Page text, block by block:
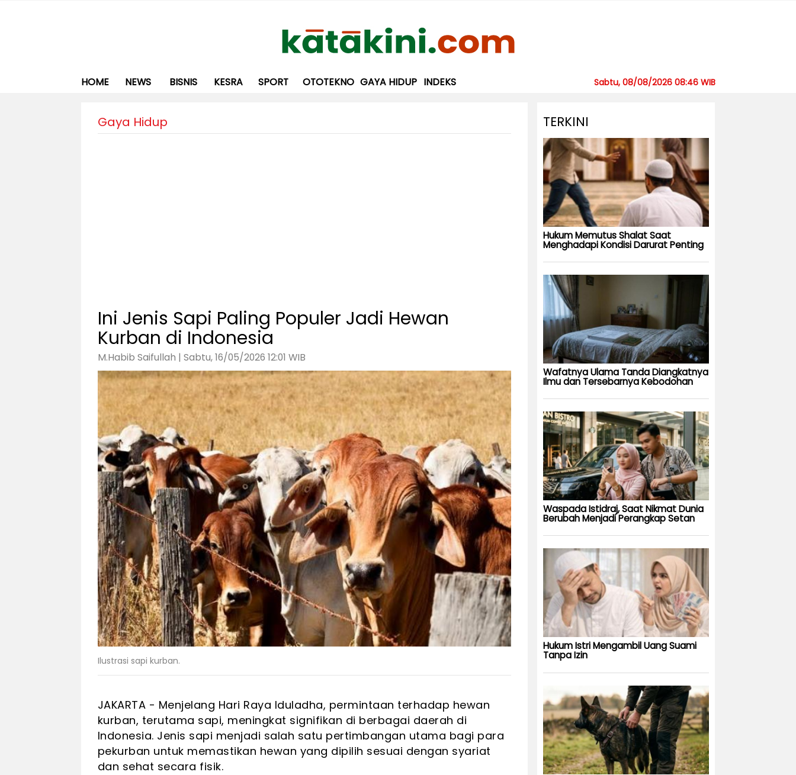
HOME NEWS BISNIS KESRA SPORT OTOTEKNO GAYA HIDUP INDEKS Sabtu, 08/08/2026 08:46 WIB
Gaya Hidup
Ini Jenis Sapi Paling Populer Jadi Hewan
Kurban di Indonesia
M.Habib Saifullah | Sabtu, 16/05/2026 12:01 WIB
Ilustrasi sapi kurban.
JAKARTA - Menjelang Hari Raya Iduladha, permintaan terhadap hewan
kurban, terutama sapi, meningkat signifikan di berbagai daerah di
Indonesia. Jenis sapi menjadi salah satu pertimbangan utama bagi para
pekurban untuk memastikan hewan yang dipilih sesuai dengan syariat
dan sehat secara fisik.
TERKINI
Hukum Memutus Shalat Saat
Menghadapi Kondisi Darurat Penting
Wafatnya Ulama Tanda Diangkatnya
Ilmu dan Tersebarnya Kebodohan
Waspada Istidraj, Saat Nikmat Dunia
Berubah Menjadi Perangkap Setan
Hukum Istri Mengambil Uang Suami
Tanpa Izin